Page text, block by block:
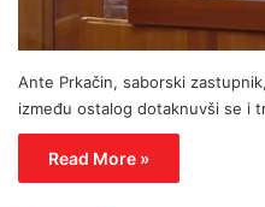
Ante Prkačin, saborski
između ostalog dotaknuvši se i
Read More »